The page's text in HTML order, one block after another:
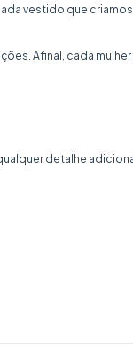
vestido que
Afinal, cada
detalhe